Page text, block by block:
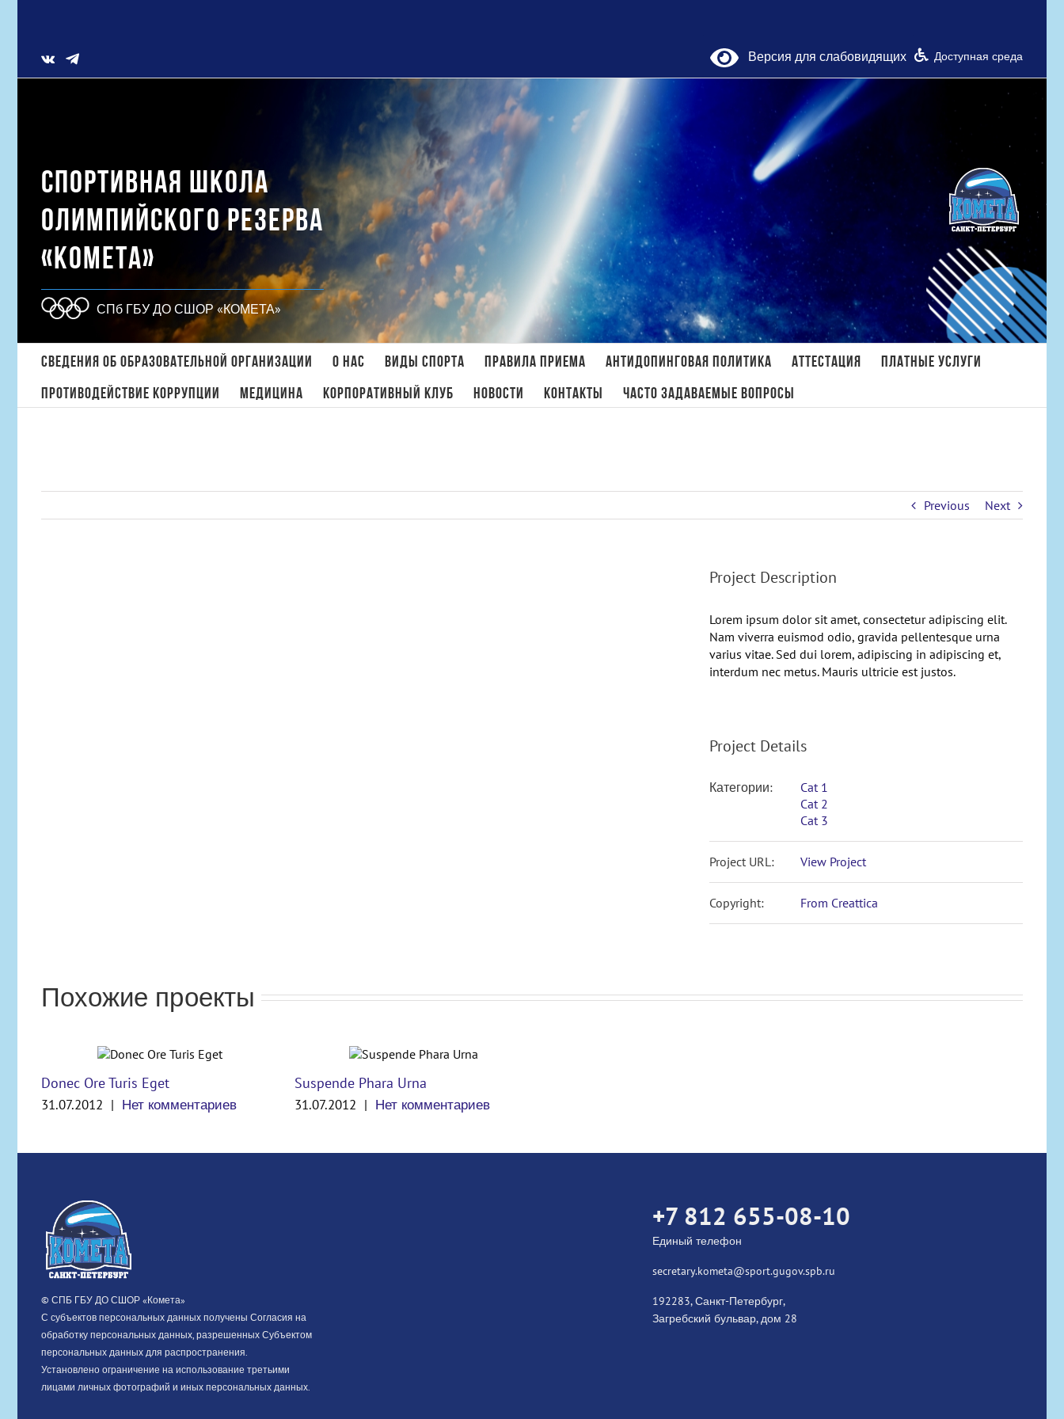
Vk Версия для слабовидящих Доступная среда
СПОРТИВНАЯ ШКОЛА
ОЛИМПИЙСКОГО РЕЗЕРВА
«КОМЕТА»
СПб ГБУ ДО СШОР «КОМЕТА»
поиска:
Сведения об образовательной организации О нас Виды спорта Правила приема Антидопинговая политика Аттестация
Платные услуги
Противодействие коррупции
МЕДИЦИНА Корпоративный клуб Новости Контакты Часто задаваемые вопросы
Previous Next
Project Description
Lorem ipsum dolor sit amet, consectetur adipiscing elit.
Nam viverra euismod odio, gravida pellentesque urna
varius vitae. Sed dui lorem, adipiscing in adipiscing et,
interdum nec metus. Mauris ultricie est justos.
Project Details
Категории:
Cat 1
Cat 2
Cat 3
Project URL: View Project
Copyright: From Creattica
Похожие проекты
Donec Ore Turis Eget
31.07.2012 | Нет комментариев
Suspende Phara Urna
31.07.2012 | Нет комментариев
© СПБ ГБУ ДО СШОР «Комета»
С субъектов персональных данных получены Согласия на
обработку персональных данных, разрешенных Субъектом
персональных данных для распространения.
Установлено ограничение на использование третьими
лицами личных фотографий и иных персональных данных.
+7 812 655-08-10
Единый телефон
secretary.kometa@sport.gugov.spb.ru
192283, Санкт-Петербург,
Загребский бульвар, дом 28